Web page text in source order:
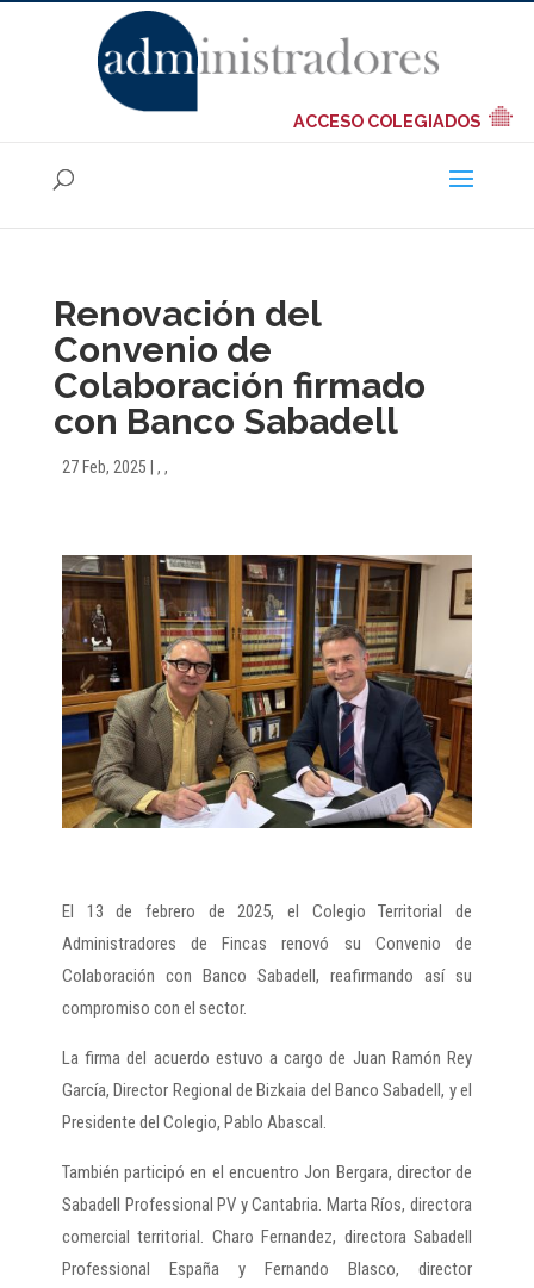
ACCESO COLEGIADOS
Renovación del
Convenio de
Colaboración firmado
con Banco Sabadell
27 Feb, 2025 , ,
El 13 de febrero de 2025, el Colegio Territorial de
Administradores de Fincas renovó su Convenio de
Colaboración con Banco Sabadell, reafirmando así su
compromiso con el sector.
La firma del acuerdo estuvo a cargo de Juan Ramón Rey
García, Director Regional de Bizkaia del Banco Sabadell, y el
Presidente del Colegio, Pablo Abascal.
También participó en el encuentro Jon Bergara, director de
Sabadell Professional PV y Cantabria. Marta Ríos, directora
comercial territorial. Charo Fernandez, directora Sabadell
Professional España y Fernando Blasco, director